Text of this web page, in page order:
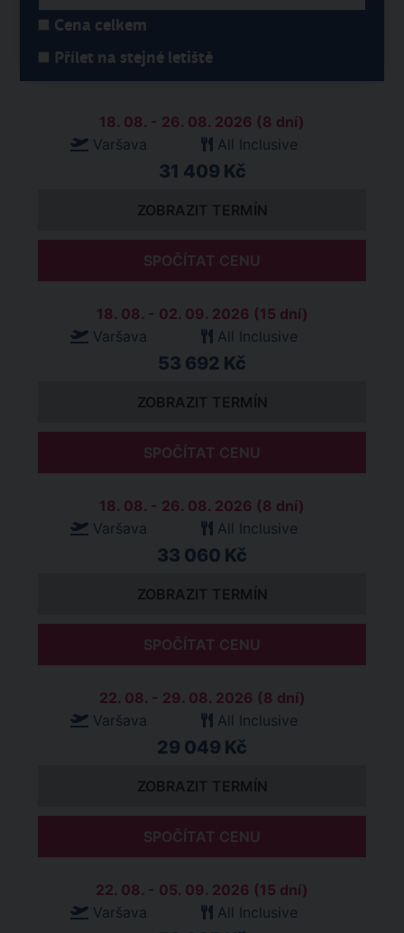
Cena celkem
Přílet na stejné letiště
18. 08. - 26. 08. 2026 (8 dní)
Varšava
All Inclusive
31 409 Kč
ZOBRAZIT TERMÍN
SPOČÍTAT CENU
18. 08. - 02. 09. 2026 (15 dní)
Varšava
All Inclusive
53 692 Kč
ZOBRAZIT TERMÍN
SPOČÍTAT CENU
18. 08. - 26. 08. 2026 (8 dní)
Varšava
All Inclusive
33 060 Kč
ZOBRAZIT TERMÍN
SPOČÍTAT CENU
22. 08. - 29. 08. 2026 (8 dní)
Varšava
All Inclusive
29 049 Kč
ZOBRAZIT TERMÍN
SPOČÍTAT CENU
22. 08. - 05. 09. 2026 (15 dní)
Varšava
All Inclusive